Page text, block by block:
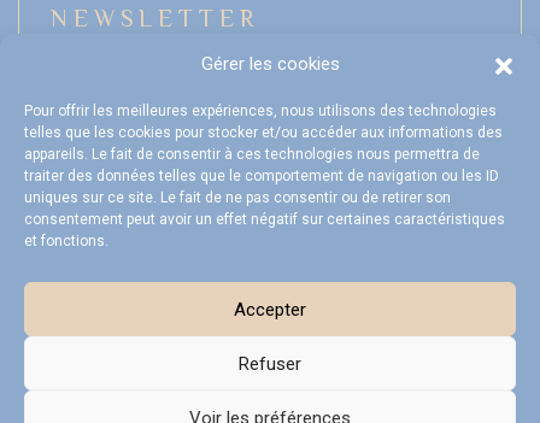
Gérer les cookies
Pour offrir les meilleures expériences, nous utilisons des technologies
telles que les cookies pour stocker et/ou accéder aux informations des
appareils. Le fait de consentir à ces technologies nous permettra de
traiter des données telles que le comportement de navigation ou les ID
uniques sur ce site. Le fait de ne pas consentir ou de retirer son
consentement peut avoir un effet négatif sur certaines caractéristiques
et fonctions.
Accepter
Refuser
Voir les préférences
NEWSLETTER
Mon compte
FAQ